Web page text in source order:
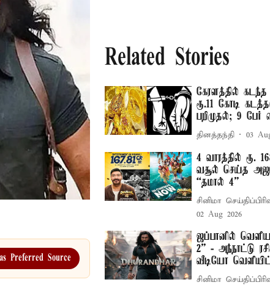
Preferred Source
Related Stories
கேரளத்தில் கடந்த
ரூ.11 கோடி
பறிமுதல்; 9 பேர்
தினத்தந்தி 03
4 வாரத்தில் ரூ.
வசூல் செய்த
“தமால் 4”
சினிமா
02 Aug 2026
ஜப்பானில்
2” - அந்நாட்டு
வீடியோ
சினிமா